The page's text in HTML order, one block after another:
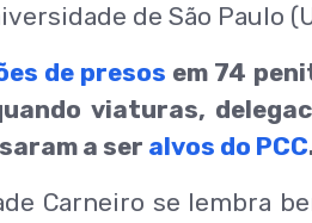
de São Paulo
de presos em 74
viaturas,
a ser alvos do PCC
Carneiro se lembra